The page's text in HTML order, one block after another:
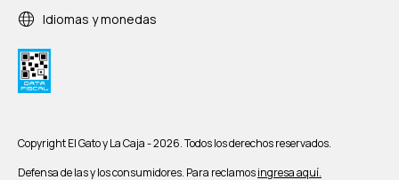
Idiomas y monedas
Copyright El Gato y La Caja - 2026. Todos los derechos reservados.
Defensa de las y los consumidores. Para reclamosingresa aquí.